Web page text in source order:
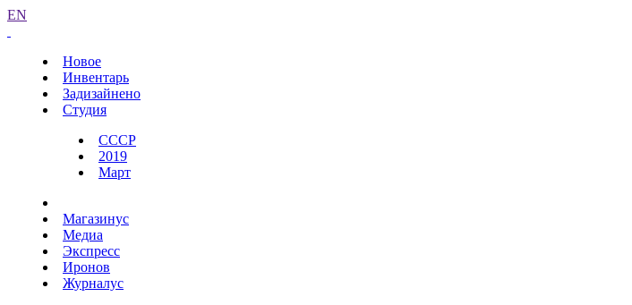
EN
Новое
Инвентарь
Задизайнено
Студия
СССР
2019
Март
Магазинус
Медиа
Экспресс
Иронов
Журналус